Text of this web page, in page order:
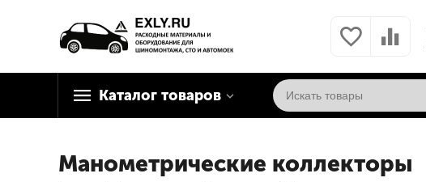
Каталог товаров
Манометрические коллекторы